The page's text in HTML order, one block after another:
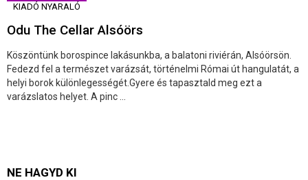
KIADÓ NYARALÓ
Odu The Cellar Alsóörs
Köszöntünk borospince lakásunkba, a balatoni riviérán, Alsóörsön.
Fedezd fel a természet varázsát, történelmi Római út hangulatát, a
helyi borok különlegességét.Gyere és tapasztald meg ezt a
varázslatos helyet. A pinc ...
NE HAGYD KI